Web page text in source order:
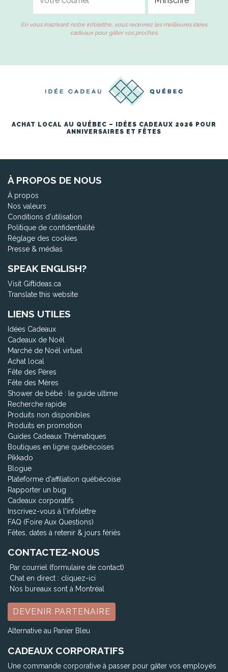
En vous inscrivant notre infolettre, vous recevrez les meilleures idées
cadeaux pour gâter vos proches.
ACHAT LOCAL AU QUÉBEC – IDÉES CADEAUX 2026 POUR
ANNIVERSAIRES ET FÊTES
À PROPOS DE NOUS
À propos
Nos valeurs
Conditions d'utilisation
Politique de confidentialité
Réglage des cookies
Presse & médias
SPEAK ENGLISH?
Visit Giftideas.ca
Translate this website
LIENS UTILES
Idées Cadeaux
Cadeaux de Noël
Marché de Noël virtuel
Achat local
Fête des Pères
Fête des Mères
Shower de bébé : le guide ultime
Recherche rapide
Produits non disponibles
Produits en promotion
Guides Cadeaux Thématiques
Boutiques en ligne québécoises
Pikkado
Blogue
Plateforme d'affiliation québécoise
Rapporter un bug
Cadeaux corporatifs
Inscrivez-vous à l'infolettre
FAQ (Foire Aux Questions)
Fêtes, dates à retenir & jours fériés
CONTACTEZ-NOUS
Par courriel (formulaire de contact)
Chat en direct : cliquez-ici
Nos bureaux sont à Montréal
DEVENIR PARTENAIRE
Alternative au Panier Bleu
CADEAUX CORPORATIFS
Une commande corporative à passer pour gâter vos employés